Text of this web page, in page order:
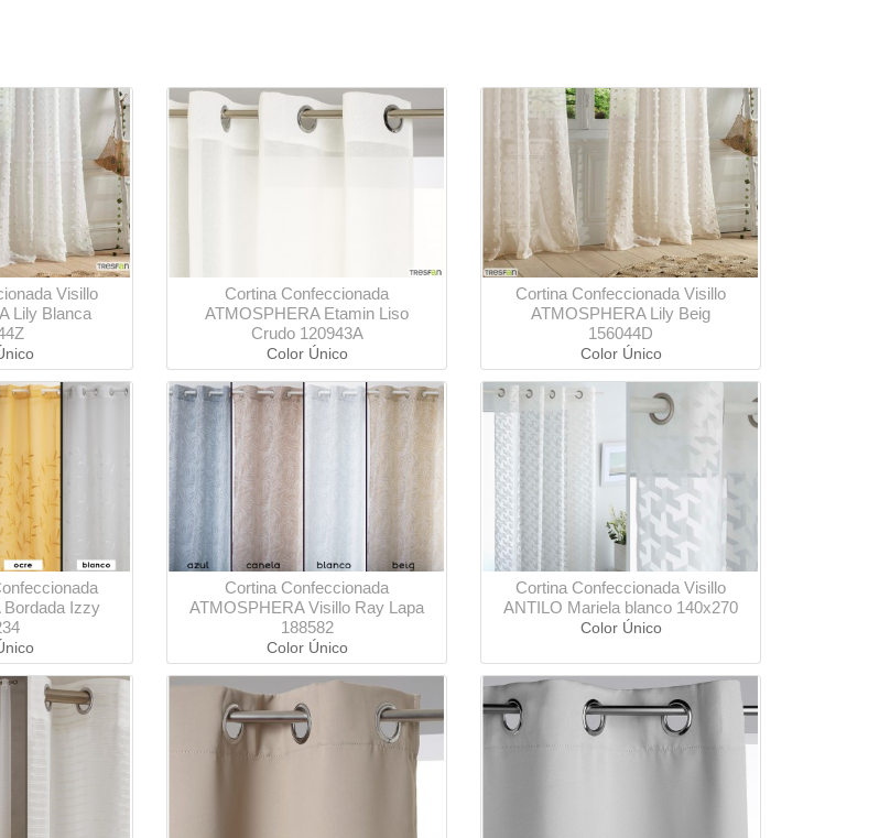
Visillo
Lily Blanca
Cortina Confeccionada
ATMOSPHERA Etamin Liso
Crudo 120943A
Color Único
Cortina Confeccionada Visillo
ATMOSPHERA Lily Beig
156044D
Color Único
Izzy
Cortina Confeccionada
ATMOSPHERA Visillo Ray Lapa
188582
Color Único
Cortina Confeccionada Visillo
ANTILO Mariela blanco 140x270
Color Único